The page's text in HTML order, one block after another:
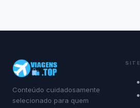
Conteúdo cuidadosamente
selecionado para quem
SITE